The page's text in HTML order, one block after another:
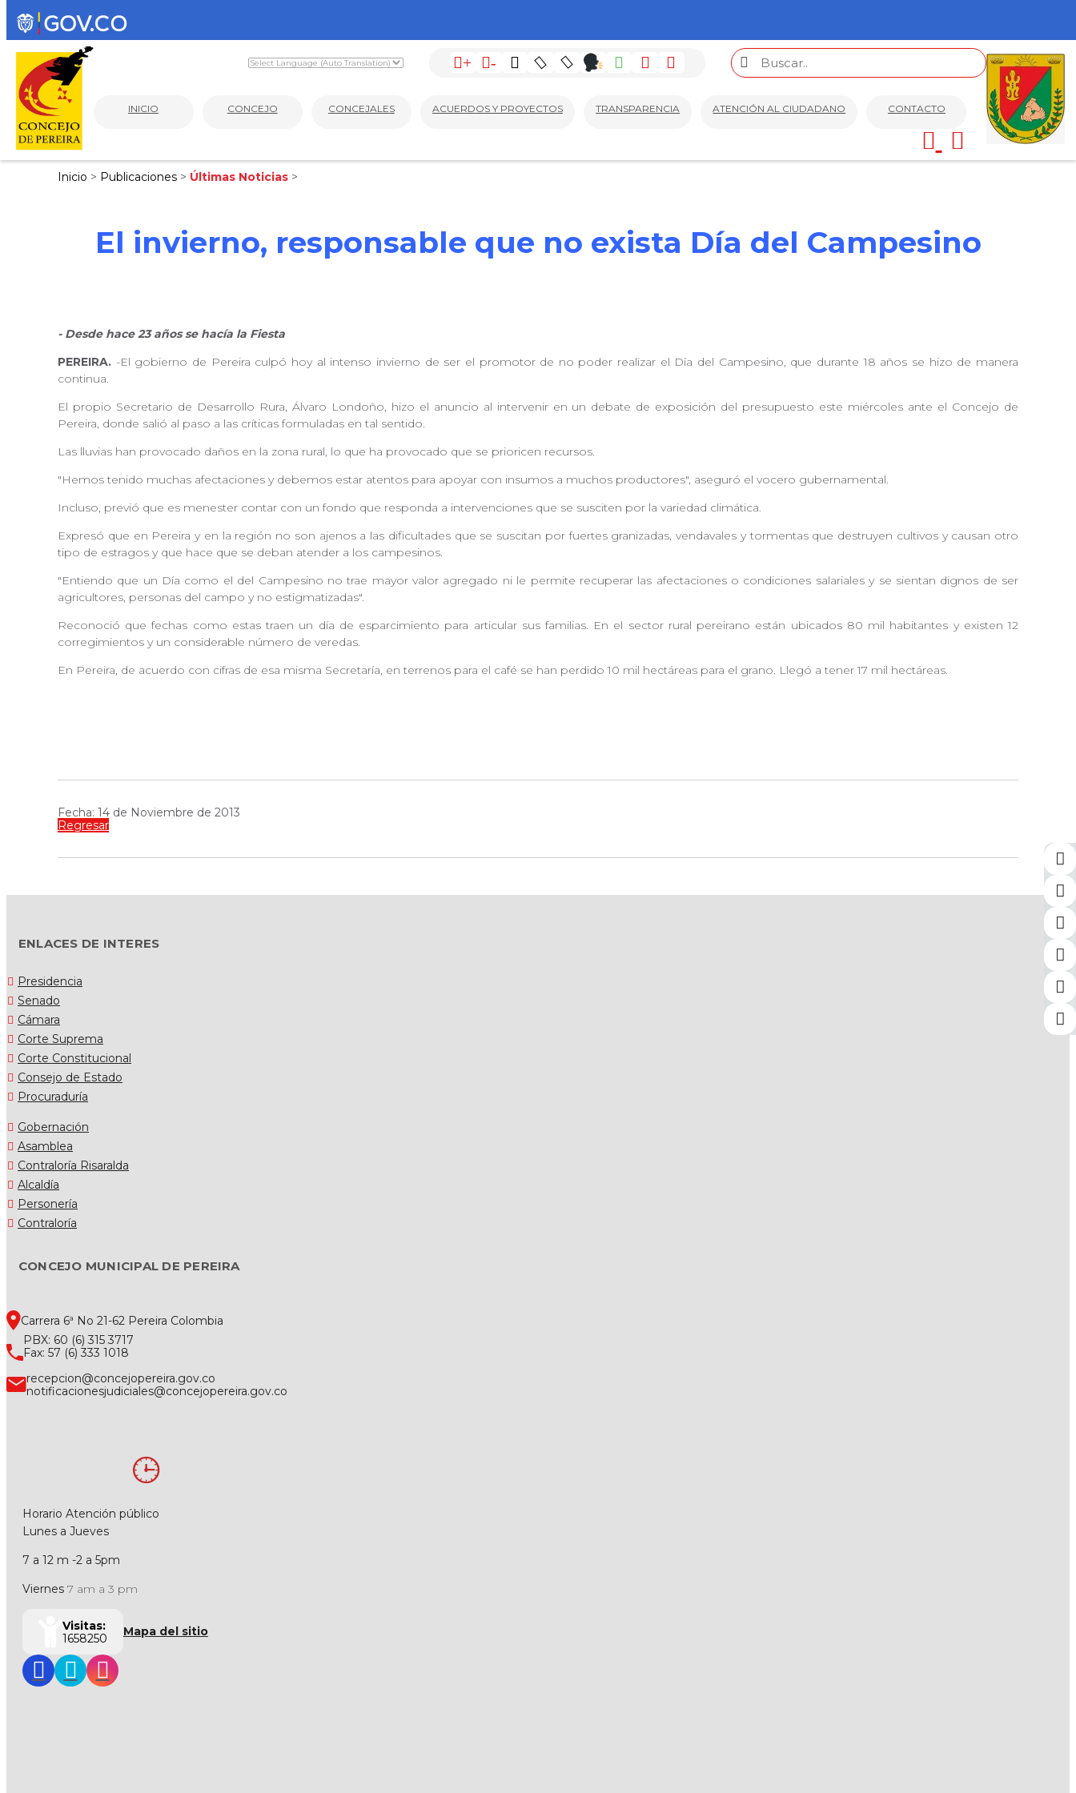
+ -
INICIO CONCEJO CONCEJALES ACUERDOS Y PROYECTOS TRANSPARENCIA ATENCIÓN AL CIUDADANO CONTACTO
Inicio > Publicaciones > Últimas Noticias >
El invierno, responsable que no exista Día del Campesino
- Desde hace 23 años se hacía la Fiesta
PEREIRA. -El gobierno de Pereira culpó hoy al intenso invierno de ser el promotor de no poder realizar el Día del Campesino, que durante 18 años se hizo de manera
continua.
El propio Secretario de Desarrollo Rura, Álvaro Londoño, hizo el anuncio al intervenir en un debate de exposición del presupuesto este miércoles ante el Concejo de
Pereira, donde salió al paso a las críticas formuladas en tal sentido.
Las lluvias han provocado daños en la zona rural, lo que ha provocado que se prioricen recursos.
"Hemos tenido muchas afectaciones y debemos estar atentos para apoyar con insumos a muchos productores", aseguró el vocero gubernamental.
Incluso, previó que es menester contar con un fondo que responda a intervenciones que se susciten por la variedad climática.
Expresó que en Pereira y en la región no son ajenos a las dificultades que se suscitan por fuertes granizadas, vendavales y tormentas que destruyen cultivos y causan otro
tipo de estragos y que hace que se deban atender a los campesinos.
"Entiendo que un Día como el del Campesino no trae mayor valor agregado ni le permite recuperar las afectaciones o condiciones salariales y se sientan dignos de ser
agricultores, personas del campo y no estigmatizadas".
Reconoció que fechas como estas traen un día de esparcimiento para articular sus familias. En el sector rural pereirano están ubicados 80 mil habitantes y existen 12
corregimientos y un considerable número de veredas.
En Pereira, de acuerdo con cifras de esa misma Secretaría, en terrenos para el café se han perdido 10 mil hectáreas para el grano. Llegó a tener 17 mil hectáreas.
Fecha: 14 de Noviembre de 2013
Regresar
ENLACES DE INTERES
Presidencia
Senado
Cámara
Corte Suprema
Corte Constitucional
Consejo de Estado
Procuraduría
Gobernación
Asamblea
Contraloría Risaralda
Alcaldía
Personería
Contraloría
CONCEJO MUNICIPAL DE PEREIRA
Carrera 6ª No 21-62 Pereira Colombia
PBX: 60 (6) 315 3717
Fax: 57 (6) 333 1018
recepcion@concejopereira.gov.co
notificacionesjudiciales@concejopereira.gov.co
Horario Atención público
Lunes a Jueves
7 a 12 m -2 a 5pm
Viernes 7 am a 3 pm
Visitas:
1658250
Mapa del sitio